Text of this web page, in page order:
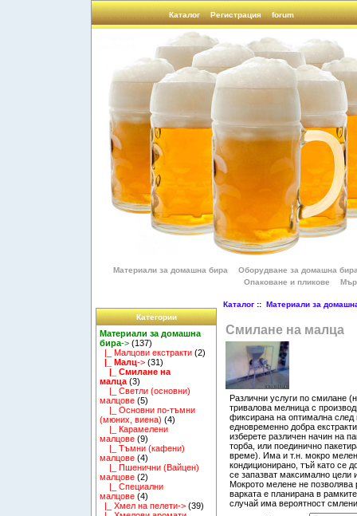
Каталог Регистрация forum
Материали за домашна бира
Оборудване за домашна
Опаковане и пликове
Категории
Материали за домашна
бира-> (137)
|_ Малцови екстракти (2)
|_ Малц-> (31)
|_ Смилане на
малца (3)
|_ Светли (основни)
малцове (5)
|_ Основни по-тъмни
(мюних, виена) (4)
|_ Карамелени
малцове (9)
|_ Тъмни (кафени)
малцове (4)
|_ Пшенични (Вайцен)
малцове (2)
|_ Специални
малцове (4)
|_ Хмел на пелети-> (39)
Каталог:: Материали за
Смилане на малца
Различни услуги по смилане
тривалова мелница с
фиксирана на оптимална след
едновременно добра
изберете различен начин на
торба, или поединично
време). Има и т.н. мокро
кондиционирано, тъй като се
се запазват максимално цели
Мокрото мелене не позволява
варката е планирана в
случай има вероятност